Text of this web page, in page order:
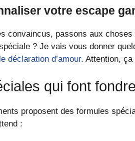
votre escape
convaincus, passons aux
? Je vais vous donner
déclaration d’amour. Attention,
qui font fondre
proposent des formules
: